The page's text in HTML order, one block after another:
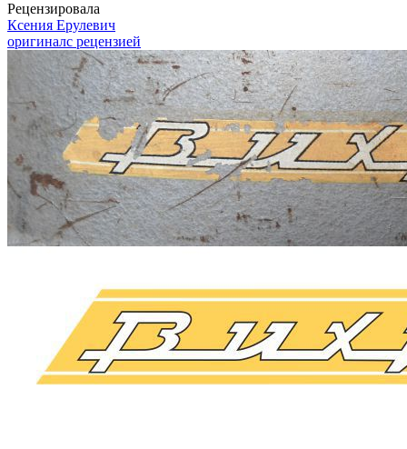
Рецензировала
Ксения Ерулевич
оригиналс рецензией